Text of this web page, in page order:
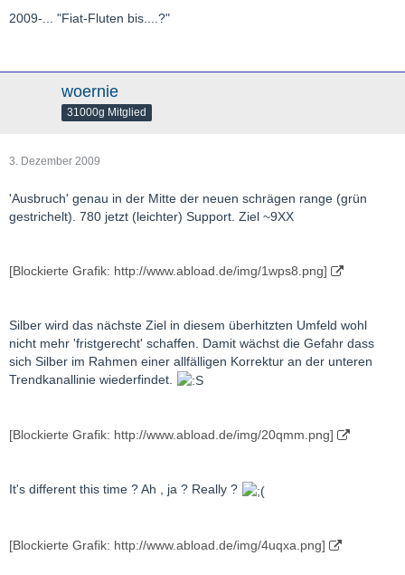
2009-... "Fiat-Fluten bis....?"
woernie
31000g Mitglied
3. Dezember 2009
'Ausbruch' genau in der Mitte der neuen schrägen range (grün
gestrichelt). 780 jetzt (leichter) Support. Ziel ~9XX
[Blockierte Grafik: http://www.abload.de/img/1wps8.png]
Silber wird das nächste Ziel in diesem überhitzten Umfeld wohl
nicht mehr 'fristgerecht' schaffen. Damit wächst die Gefahr dass
sich Silber im Rahmen einer allfälligen Korrektur an der unteren
Trendkanallinie wiederfindet.
[Blockierte Grafik: http://www.abload.de/img/20qmm.png]
It's different this time ? Ah , ja ? Really ?
[Blockierte Grafik: http://www.abload.de/img/4uqxa.png]